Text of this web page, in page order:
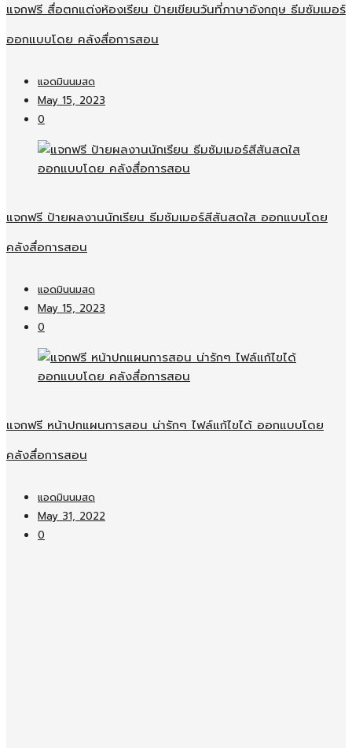
แจกฟรี สื่อตกแต่งห้องเรียน ป้ายเขียนวันที่ภาษาอังกฤษ ธีมซัมเมอร์
ออกแบบโดย คลังสื่อการสอน
แอดมินนมสด
May 15, 2023
0
แจกฟรี ป้ายผลงานนักเรียน ธีมซัมเมอร์สีสันสดใส ออกแบบโดย
คลังสื่อการสอน
แอดมินนมสด
May 15, 2023
0
แจกฟรี หน้าปกแผนการสอน น่ารักๆ ไฟล์แก้ไขได้ ออกแบบโดย
คลังสื่อการสอน
แอดมินนมสด
May 31, 2022
0